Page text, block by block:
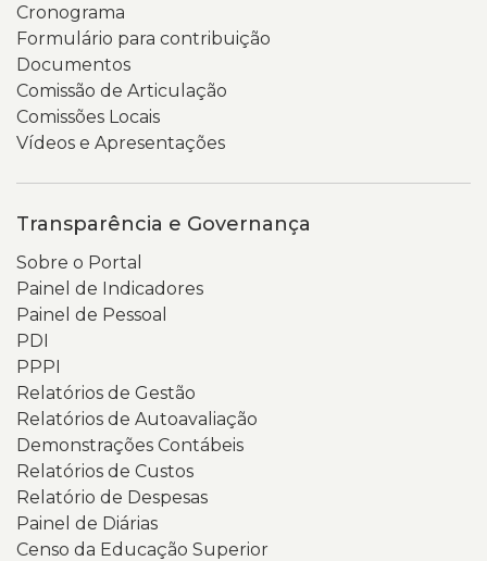
Cronograma
Formulário para contribuição
Documentos
Comissão de Articulação
Comissões Locais
Vídeos e Apresentações
Transparência e Governança
Sobre o Portal
Painel de Indicadores
Painel de Pessoal
PDI
PPPI
Relatórios de Gestão
Relatórios de Autoavaliação
Demonstrações Contábeis
Relatórios de Custos
Relatório de Despesas
Painel de Diárias
Censo da Educação Superior